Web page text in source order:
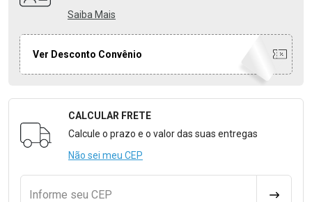
Saiba Mais
Ver Desconto Convênio
Formulário para Calcular o Frete
CALCULAR FRETE
Calcule o prazo e o valor das suas entregas
Não sei meu CEP
Informe seu CEP